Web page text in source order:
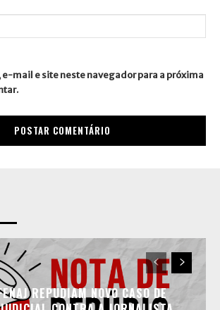
e-mail e site neste navegador para a próxima
REPUDIAM NOVO CASO DE